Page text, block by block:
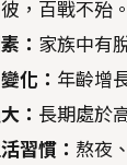
，百戰不殆
： 家族中有
化： 年齡增
： 長期處於
習慣： 熬夜